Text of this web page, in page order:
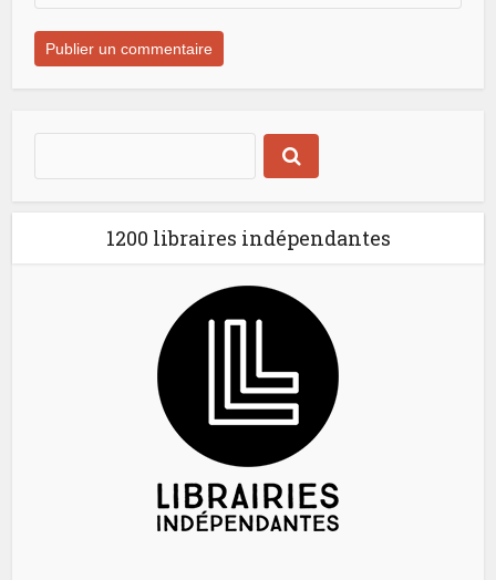
1200 libraires indépendantes